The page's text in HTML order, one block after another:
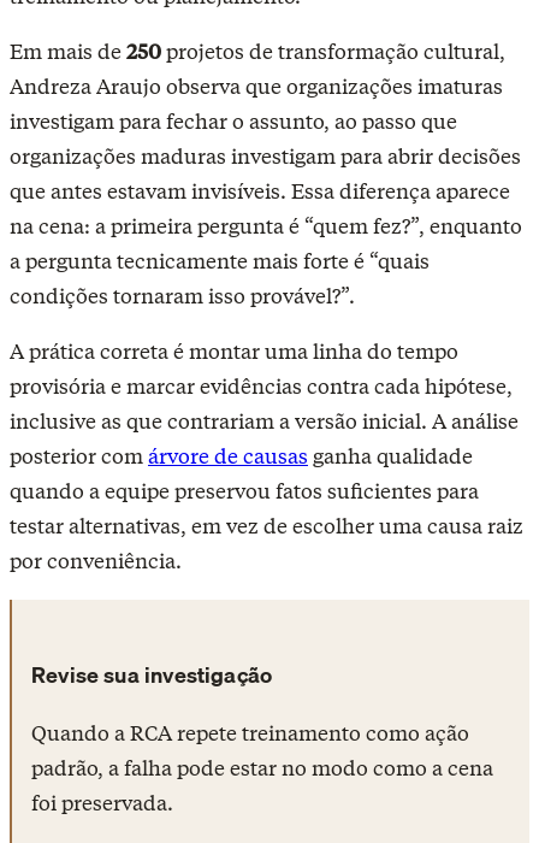
Em mais de250projetos de transformação cultural,
Andreza Araujo observa que organizações imaturas
investigam para fechar o assunto, ao passo que
organizações maduras investigam para abrir decisões
que antes estavam invisíveis. Essa diferença aparece
na cena: a primeira pergunta é “quem fez?”, enquanto
a pergunta tecnicamente mais forte é “quais
condições tornaram isso provável?”.
A prática correta é montar uma linha do tempo
provisória e marcar evidências contra cada hipótese,
inclusive as que contrariam a versão inicial. A análise
posterior comárvore de causas ganha qualidade
quando a equipe preservou fatos suficientes para
testar alternativas, em vez de escolher uma causa raiz
por conveniência.
Revise sua investigação
Quando a RCA repete treinamento como ação
padrão, a falha pode estar no modo como a cena
foi preservada.